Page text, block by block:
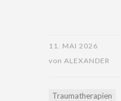
11. MAI 2026
von ALEXANDER
Traumatherapien